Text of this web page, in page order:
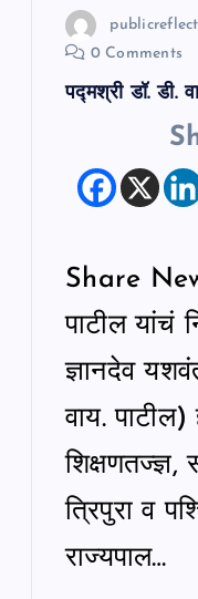
publicreflect
0 Comments
पद्मश्री डॉ. डी.
Share
पाटील यांचं
ज्ञानदेव
वाय.
त्रिपुरा व
राज्यपाल…